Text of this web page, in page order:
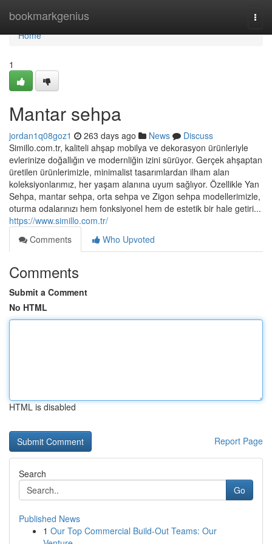
bookmarkgenius
Home
Home
1
Mantar sehpa
jordan1q08goz1 263 days ago News
Discuss
Simillo.com.tr, kaliteli ahşap mobilya ve dekorasyon ürünleriyle
evlerinize doğallığın ve modernliğin izini sürüyor. Gerçek ahşaptan
üretilen ürünlerimizle, minimalist tasarımlardan ilham alan
koleksiyonlarımız, her yaşam alanına uyum sağlıyor. Özellikle Yan
Sehpa, mantar sehpa, orta sehpa ve Zigon sehpa modellerimizle,
oturma odalarınızı hem fonksiyonel hem de estetik bir hale getiri...
https://www.simillo.com.tr/
Comments
Who Upvoted
Comments
Submit a Comment
No HTML
HTML is disabled
Report Page
Search
Go
Published News
1 Our Top Commercial Build-Out Teams: Our